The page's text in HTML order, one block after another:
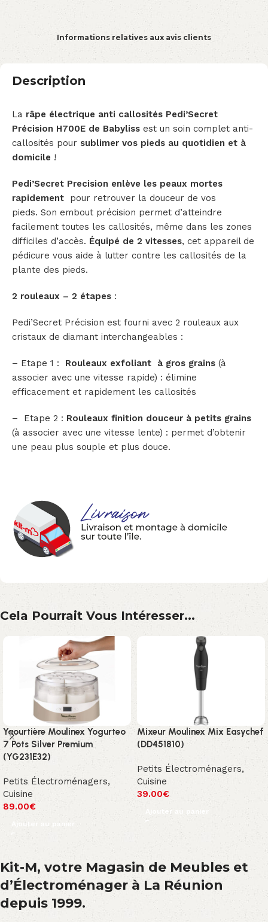
Informations relatives aux avis clients
Description
La râpe électrique anti callosités Pedi’Secret
Précision H700E de Babyliss est un soin complet anti-
callosités pour sublimer vos pieds au quotidien et à
domicile !
Pedi’Secret Precision enlève les peaux mortes
rapidement pour retrouver la douceur de vos
pieds. Son embout précision permet d’atteindre
facilement toutes les callosités, même dans les zones
difficiles d’accès. Équipé de 2 vitesses, cet appareil de
pédicure vous aide à lutter contre les callosités de la
plante des pieds.
2 rouleaux – 2 étapes :
Pedi’Secret Précision est fourni avec 2 rouleaux aux
cristaux de diamant interchangeables :
– Etape 1 : Rouleaux exfoliant à gros grains (à
associer avec une vitesse rapide) : élimine
efficacement et rapidement les callosités
– Etape 2 : Rouleaux finition douceur à petits grains
(à associer avec une vitesse lente) : permet d’obtenir
une peau plus souple et plus douce.
Cela Pourrait Vous Intéresser...
Yaourtière Moulinex Yogurteo
7 Pots Silver Premium
(YG231E32)
Petits Électroménagers,
Cuisine
89.00€
Ajouter au panier
Mixeur Moulinex Mix Easychef
(DD451810)
Petits Électroménagers,
Cuisine
39.00€
Ajouter au panier
Kit-M, votre Magasin de Meubles et
d’Électroménager à La Réunion
depuis 1999.